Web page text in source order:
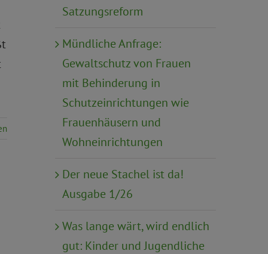
Satzungsreform
Mündliche Anfrage:
Gewaltschutz von Frauen
mit Behinderung in
Schutzeinrichtungen wie
Frauenhäusern und
Wohneinrichtungen
Der neue Stachel ist da!
Ausgabe 1/26
Was lange wärt, wird endlich
gut: Kinder und Jugendliche